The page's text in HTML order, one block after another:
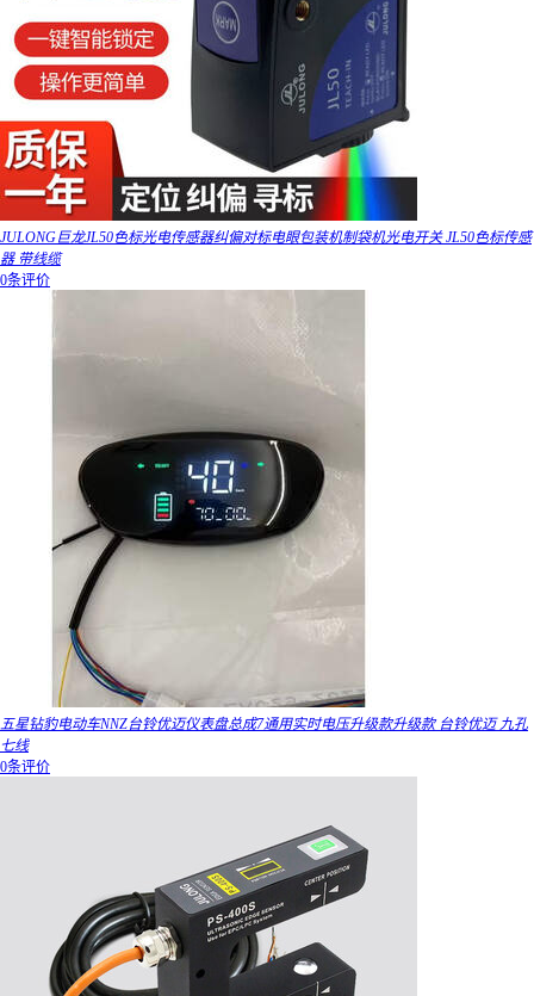
JULONG巨龙JL50色标光电传感器纠偏对标电眼包装机制袋机光电开关 JL50色标传感
器 带线缆
0条评价
五星钻豹电动车NNZ台铃优迈仪表盘总成7通用实时电压升级款升级款 台铃优迈 九孔
七线
0条评价